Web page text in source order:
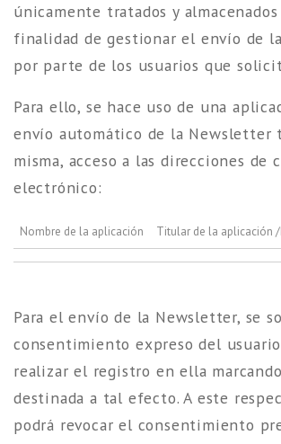
únicamente tratados y
finalidad de gestionar el envío de
por parte de los usuarios que
Para ello, se hace uso de una
envío automático de la Newsletter
misma, acceso a las direcciones de
electrónico:
Nombre de la aplicación Titular de la aplicación /
Para el envío de la Newsletter, se
consentimiento expreso del
realizar el registro en ella
destinada a tal efecto. A este
podrá revocar el consentimiento